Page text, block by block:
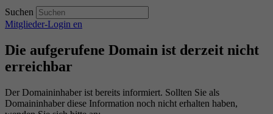
Suchen
Mitglieder-Login en
Die aufgerufene Domain ist derzeit nicht
erreichbar
Der Domaininhaber ist bereits informiert. Sollten Sie als
Domaininhaber diese Information noch nicht erhalten haben,